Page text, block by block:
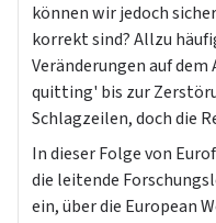
können wir jedoch
korrekt sind? Allzu
Veränderungen auf
quitting' bis zur
Schlagzeilen, doch die
In dieser Folge von
die leitende
ein, über die European